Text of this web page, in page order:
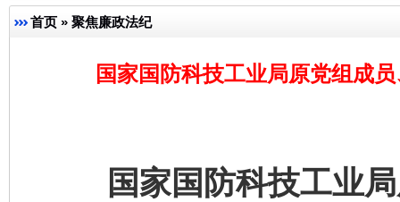
首页 » 聚焦廉政法纪
国家国防科技工业局原党组成
国家国防科技工业局